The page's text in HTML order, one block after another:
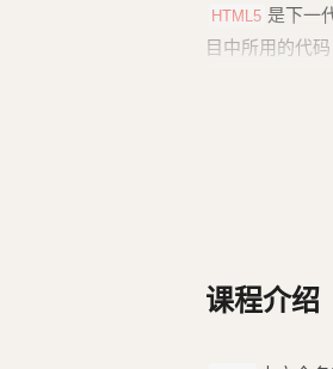
HTML5 是下一
目中所用的代
那么这一部课
课程介绍